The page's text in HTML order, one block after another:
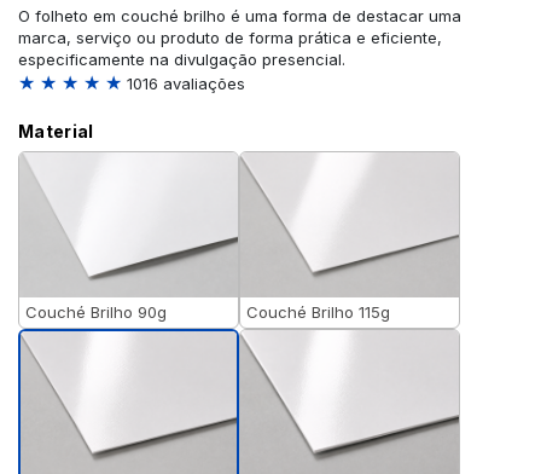
O folheto em couché brilho é uma forma de destacar uma
marca, serviço ou produto de forma prática e eficiente,
especificamente na divulgação presencial.
★ ★ ★ ★ ★ 1016 avaliações
Material
Couché Brilho 90g Couché Brilho 115g